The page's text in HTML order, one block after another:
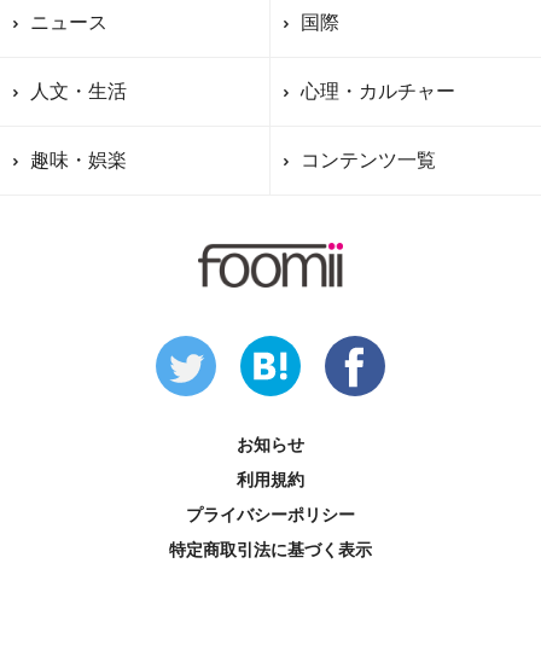
ニュース 国際
人文・生活 心理・カルチャー
趣味・娯楽 コンテンツ一覧
お知らせ
利用規約
プライバシーポリシー
特定商取引法に基づく表示